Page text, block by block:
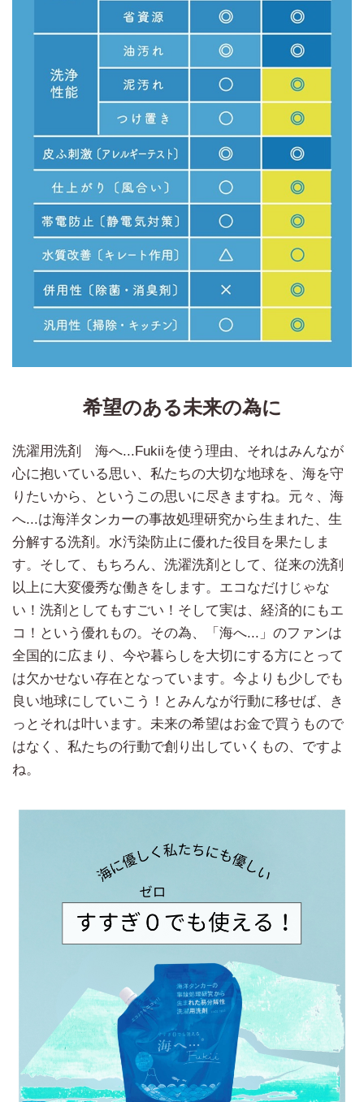
希望のある未来の為に
洗濯用洗剤 海へ...Fukiiを使う理由、それはみんなが
心に抱いている思い、私たちの大切な地球を、海を守
りたいから、というこの思いに尽きますね。元々、海
へ...は海洋タンカーの事故処理研究から生まれた、生
分解する洗剤。水汚染防止に優れた役目を果たしま
す。そして、もちろん、洗濯洗剤として、従来の洗剤
以上に大変優秀な働きをします。エコなだけじゃな
い！洗剤としてもすごい！そして実は、経済的にもエ
コ！という優れもの。その為、「海へ...」のファンは
全国的に広まり、今や暮らしを大切にする方にとって
は欠かせない存在となっています。今よりも少しでも
良い地球にしていこう！とみんなが行動に移せば、き
っとそれは叶います。未来の希望はお金で買うもので
はなく、私たちの行動で創り出していくもの、ですよ
ね。